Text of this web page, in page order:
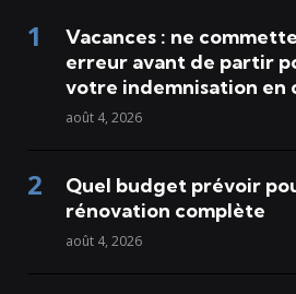
Vacances : ne
erreur avant de partir
votre indemnisation en
août 4, 2026
Quel budget prévoir
rénovation complète
août 4, 2026